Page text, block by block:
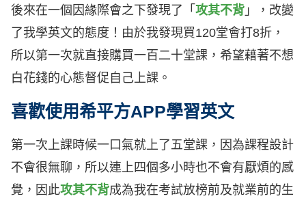
後來在一個因緣際會之下發現了「 攻其不背 」，改變
了我學英文的態度！由於我發現買120堂會打8折，
所以第一次就直接購買一百二十堂課，希望藉著不想
白花錢的心態督促自己上課。
喜歡使用希平方APP學習英文
第一次上課時候一口氣就上了五堂課，因為課程設計
不會很無聊，所以連上四個多小時也不會有厭煩的感
覺，因此攻其不背成為我在考試放榜前及就業前的生